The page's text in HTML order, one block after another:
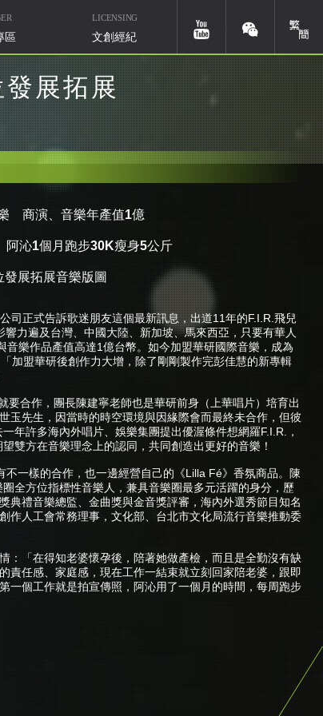
區
LICENSING
文創經紀
youtube weixin 簡體
展拓展
商演、音樂年產值1億
阿沁1個月跑步30K瘦身5公斤
展拓展音樂版圖
司正式告訴歌迷朋友這個最新訊息，出道11年的F.I.R.飛兒
力遍及台灣、中國大陸、新加坡、馬來西亞，只要有華人
樂作品產值高達1億台幣。如今加盟華研國際音樂，成為
加盟華研後創作力大增，除了剛剛製作完彭佳慧的新專輯
要合作，團長陳建寧老師也是華研前身（上華唱片）培育出
玉先生，因當時的時空環境與因緣際會而最終未合作，但彼
年許多海內外唱片、娛樂集團提出優渥條件想網羅F.I.R.，
雙方在音樂理念上的認同，共同創造出更好的音樂！
一樣的合作，也一邊經營自己的《Lilla Fé》香氛商品。陳
全方位指標性音樂人，兼具音樂圈最多元活躍的身分，歷
典禮音樂總監、金曲獎與金音獎評審，海內外選秀節目知名
作人工會常務理事，文化部、台北市文化局流行音樂推動委
：「在得知老婆懷孕後，陪著她做產檢，而且是全勤沒有缺
責任感、家庭感，現在工作一結束就立刻回家陪老婆，跟即
一個工作就是拍宣傳照，阿沁用了一個月的時間，每周跑步